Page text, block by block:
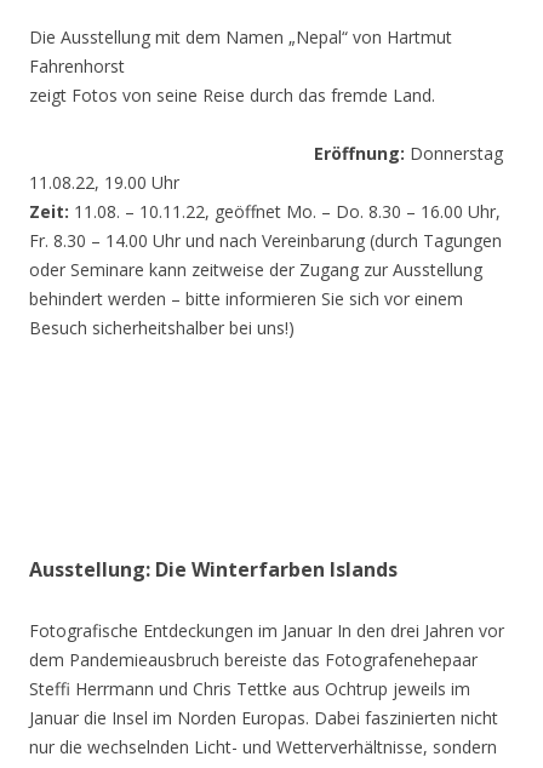
Die Ausstellung mit dem Namen „Nepal“ von Hartmut
Fahrenhorst
zeigt Fotos von seine Reise durch das fremde Land.
Eröffnung: Donnerstag
11.08.22, 19.00 Uhr
Zeit: 11.08. – 10.11.22, geöffnet Mo. – Do. 8.30 – 16.00 Uhr,
Fr. 8.30 – 14.00 Uhr und nach Vereinbarung (durch Tagungen
oder Seminare kann zeitweise der Zugang zur Ausstellung
behindert werden – bitte informieren Sie sich vor einem
Besuch sicherheitshalber bei uns!)
Ausstellung: Die Winterfarben Islands
Fotografische Entdeckungen im Januar In den drei Jahren vor
dem Pandemieausbruch bereiste das Fotografenehepaar
Steffi Herrmann und Chris Tettke aus Ochtrup jeweils im
Januar die Insel im Norden Europas. Dabei faszinierten nicht
nur die wechselnden Licht- und Wetterverhältnisse, sondern